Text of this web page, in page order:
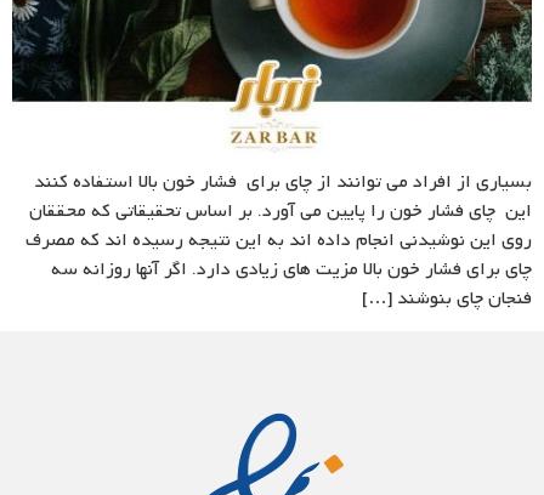
بسیاری از افراد می توانند از چای برای فشار خون بالا استفاده کنند
این چای فشار خون را پایین می آورد. بر اساس تحقیقاتی که محققان
روی این نوشیدنی انجام داده اند به این نتیجه رسیده اند که مصرف
چای برای فشار خون بالا مزیت های زیادی دارد. اگر آنها روزانه سه
فنجان چای بنوشند […]